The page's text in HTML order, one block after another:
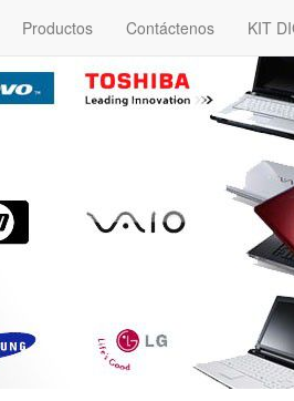
Productos Contáctenos KIT